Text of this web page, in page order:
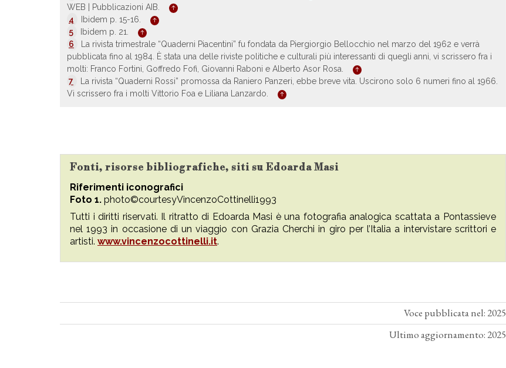
WEB | Pubblicazioni AIB.
4
Ibidem p. 15-16.
5
Ibidem p. 21.
6
La rivista trimestrale “Quaderni Piacentini” fu fondata da Piergiorgio Bellocchio nel marzo del 1962 e verrà
pubblicata fino al 1984. È stata una delle riviste politiche e culturali più interessanti di quegli anni, vi scrissero fra i
molti: Franco Fortini, Goffredo Fofi, Giovanni Raboni e Alberto Asor Rosa.
7
La rivista “Quaderni Rossi” promossa da Raniero Panzeri, ebbe breve vita. Uscirono solo 6 numeri fino al 1966.
Vi scrissero fra i molti Vittorio Foa e Liliana Lanzardo.
Fonti, risorse bibliografiche, siti su Edoarda Masi
Riferimenti iconografici
Foto 1. photo©courtesyVincenzoCottinelli1993
Tutti i diritti riservati. Il ritratto di Edoarda Masi è una fotografia analogica scattata a Pontassieve
nel 1993 in occasione di un viaggio con Grazia Cherchi in giro per l’Italia a intervistare scrittori e
artisti. www.vincenzocottinelli.it.
Voce pubblicata nel: 2025
Ultimo aggiornamento: 2025